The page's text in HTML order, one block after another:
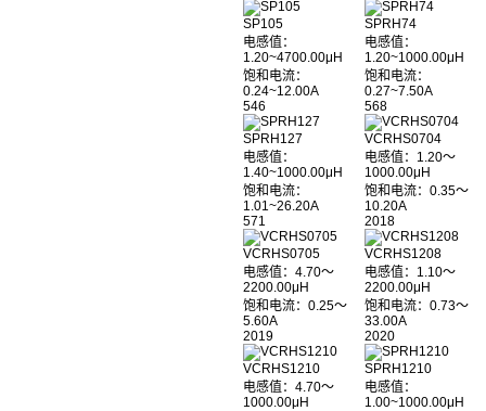
SP105
电感值：
1.20~4700.00μH
饱和电流：
0.24~12.00A
546
SPRH74
电感值：
1.20~1000.00μH
饱和电流：
0.27~7.50A
568
SPRH127
电感值：
1.40~1000.00μH
饱和电流：
1.01~26.20A
571
VCRHS0704
电感值：1.20～
1000.00μH
饱和电流：0.35～
10.20A
2018
VCRHS0705
电感值：4.70～
2200.00μH
饱和电流：0.25～
5.60A
2019
VCRHS1208
电感值：1.10～
2200.00μH
饱和电流：0.73～
33.00A
2020
VCRHS1210
电感值：4.70～
1000.00μH
SPRH1210
电感值：
1.00~1000.00μH